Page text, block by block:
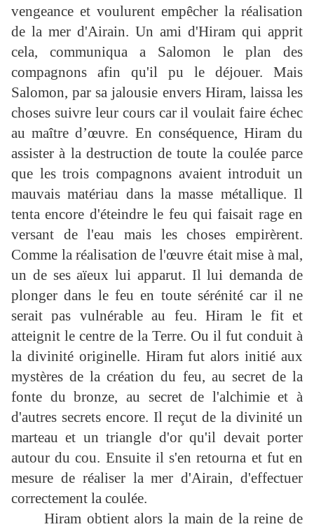
vengeance et voulurent empêcher la réalisation
de la mer d'Airain. Un ami d'Hiram qui apprit
cela, communiqua a Salomon le plan des
compagnons afin qu'il pu le déjouer. Mais
Salomon, par sa jalousie envers Hiram, laissa les
choses suivre leur cours car il voulait faire échec
au maître d’œuvre. En conséquence, Hiram du
assister à la destruction de toute la coulée parce
que les trois compagnons avaient introduit un
mauvais matériau dans la masse métallique. Il
tenta encore d'éteindre le feu qui faisait rage en
versant de l'eau mais les choses empirèrent.
Comme la réalisation de l'œuvre était mise à mal,
un de ses aïeux lui apparut. Il lui demanda de
plonger dans le feu en toute sérénité car il ne
serait pas vulnérable au feu. Hiram le fit et
atteignit le centre de la Terre. Ou il fut conduit à
la divinité originelle. Hiram fut alors initié aux
mystères de la création du feu, au secret de la
fonte du bronze, au secret de l'alchimie et à
d'autres secrets encore. Il reçut de la divinité un
marteau et un triangle d'or qu'il devait porter
autour du cou. Ensuite il s'en retourna et fut en
mesure de réaliser la mer d'Airain, d'effectuer
correctement la coulée.
Hiram obtient alors la main de la reine de